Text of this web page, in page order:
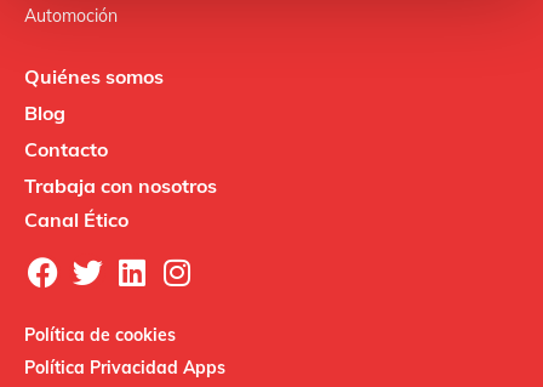
Automoción
Quiénes somos
Blog
Contacto
Trabaja con nosotros
Canal Ético
Política de cookies
Política Privacidad Apps